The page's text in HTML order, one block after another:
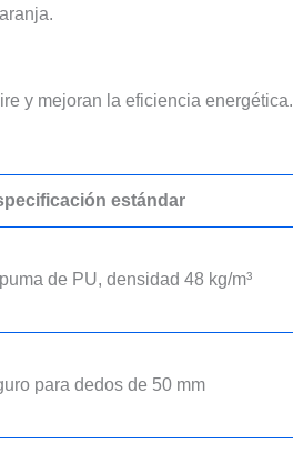
y mejoran la eficiencia energética.
estándar
de PU, densidad 48 kg/m³
para dedos de 50 mm